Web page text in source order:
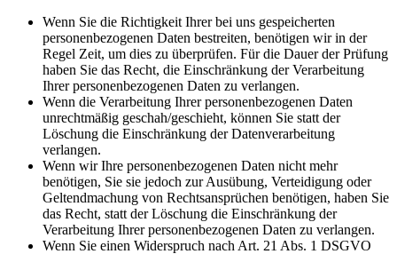
Wenn Sie die Richtigkeit Ihrer bei uns gespeicherten
personenbezogenen Daten bestreiten, benötigen wir in der
Regel Zeit, um dies zu überprüfen. Für die Dauer der Prüfung
haben Sie das Recht, die Einschränkung der Verarbeitung
Ihrer personenbezogenen Daten zu verlangen.
Wenn die Verarbeitung Ihrer personenbezogenen Daten
unrechtmäßig geschah/geschieht, können Sie statt der
Löschung die Einschränkung der Datenverarbeitung
verlangen.
Wenn wir Ihre personenbezogenen Daten nicht mehr
benötigen, Sie sie jedoch zur Ausübung, Verteidigung oder
Geltendmachung von Rechtsansprüchen benötigen, haben Sie
das Recht, statt der Löschung die Einschränkung der
Verarbeitung Ihrer personenbezogenen Daten zu verlangen.
Wenn Sie einen Widerspruch nach Art. 21 Abs. 1 DSGVO